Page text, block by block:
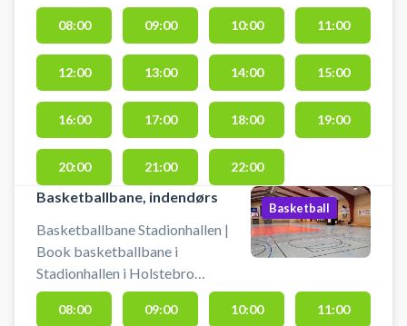
badmintonbane og spil badminton
i Holstebro på en af banerne i
stadionhallen ved Holstebro
Idrætspark.
08:00 09:00 10:00 11:00
12:00 13:00 14:00 15:00
16:00 17:00 18:00 19:00
20:00 21:00 22:00
Basketballbane, indendørs
Basketballbane Stadionhallen |
Book basketballbane i
Stadionhallen i Holstebro
Idrætspark. Book en bane i
Stadionhallen og spil indendørs
Basketball
08:00 09:00 10:00 11:00